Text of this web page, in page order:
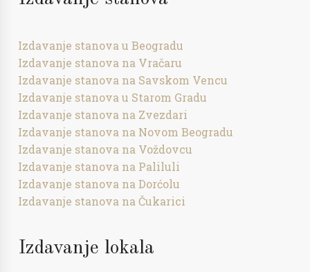
Izdavanje stanova u Beogradu
Izdavanje stanova na Vračaru
Izdavanje stanova na Savskom Vencu
Izdavanje stanova u Starom Gradu
Izdavanje stanova na Zvezdari
Izdavanje stanova na Novom Beogradu
Izdavanje stanova na Voždovcu
Izdavanje stanova na Paliluli
Izdavanje stanova na Dorćolu
Izdavanje stanova na Čukarici
Izdavanje lokala